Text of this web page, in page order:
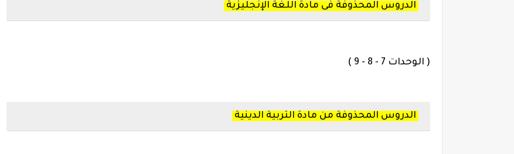
الدروس المحذوفة فى مادة اللغة الإنجليزية
( الوحدات 7 - 8 - 9 )
الدروس المحذوفة من مادة التربية الدينية